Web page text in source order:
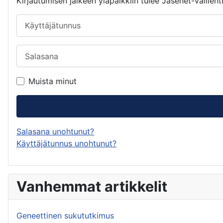
Muista minut
Salasana unohtunut?
Käyttäjätunnus unohtunut?
Vanhemmat artikkelit
Geneettinen sukututkimus